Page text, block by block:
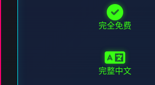
完全免费
完整中文